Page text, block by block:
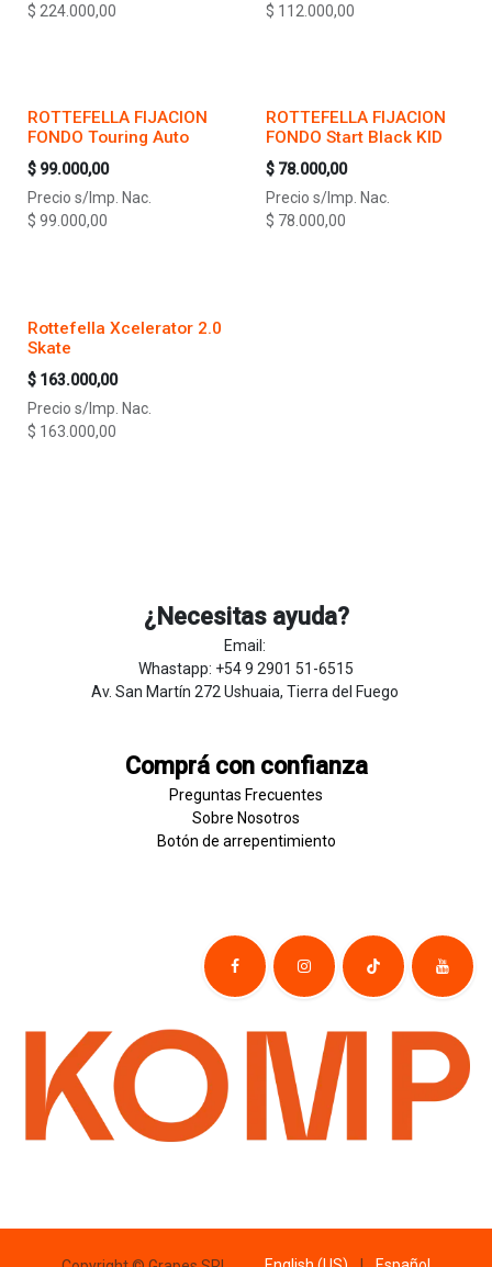
$ 224.000,00
$ 112.000,00
ROTTEFELLA FIJACION
FONDO Touring Auto
$ 99.000,00
Precio s/Imp. Nac.
$ 99.000,00
ROTTEFELLA FIJACION
FONDO Start Black KID
$ 78.000,00
Precio s/Imp. Nac.
$ 78.000,00
Rottefella Xcelerator 2.0
Skate
$ 163.000,00
Precio s/Imp. Nac.
$ 163.000,00
¿Necesitas ayuda?
Email:
Whastapp: +54 9 2901 51-6515
Av. San Martín 272 Ushuaia, Tierra del Fuego
Comprá con confianza
Preguntas Frecuentes
Sobre Nosotros
Botón de ​arrepentim​​​iento